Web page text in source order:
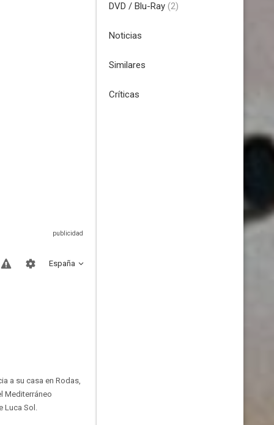
España
a su casa en Rodas,
Mediterráneo
Luca Sol.
DVD / Blu-Ray (2)
Noticias
Similares
Críticas